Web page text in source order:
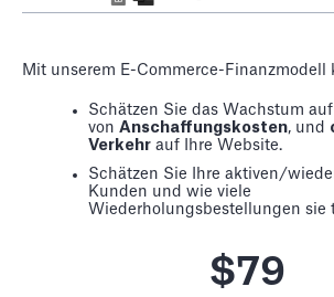
Mit unserem E-Commerce-Finanzmodell
Schätzen Sie das Wachstum
von Anschaffungskosten, und
Verkehr auf Ihre Website.
Schätzen Sie Ihre aktiven/
Kunden und wie viele
Wiederholungsbestellungen sie
$79